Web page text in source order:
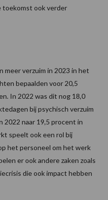
toekomst ook verder
meer verzuim in 2023 in het
bepaalden voor 20,5
In 2022 was dit nog 18,0
bij psychisch verzuim
2022 naar 19,5 procent in
speelt ook een rol bij
het personeel om het werk
er ook andere zaken zoals
die ook impact hebben